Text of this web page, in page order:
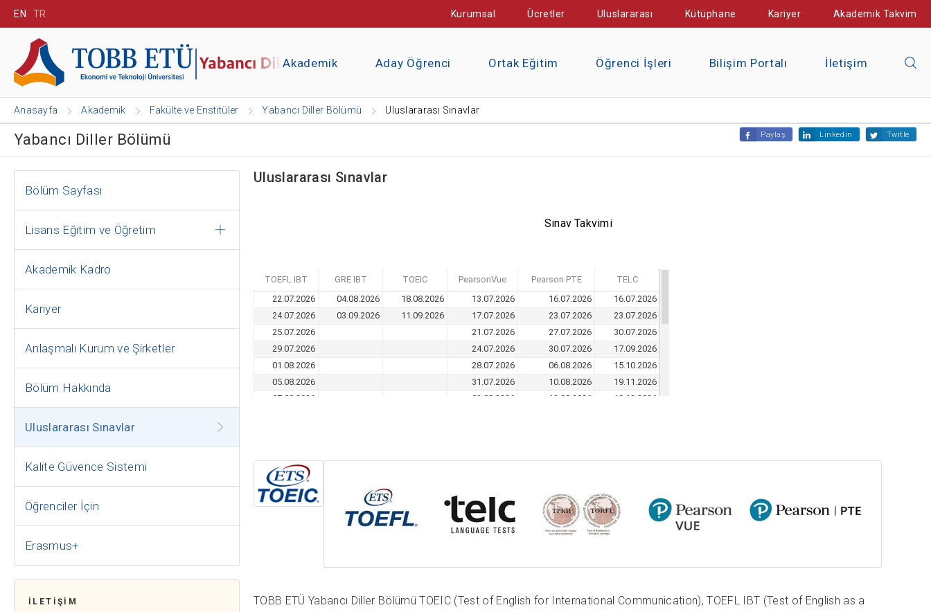
EN TR Kurumsal Ücretler Uluslararası Kütüphane Kariyer Akademik Takvim
Akademik Aday Öğrenci Ortak Eğitim Öğrenci İşleri Bilişim Portalı İletişim
Anasayfa Akademik Fakülte ve Enstitüler Yabancı Diller Bölümü Uluslararası Sınavlar
Yabancı Diller Bölümü Paylaş Linkedin Twitle
Bölüm Sayfası
Lisans Eğitim ve Öğretim
Akademik Kadro
Kariyer
Anlaşmalı Kurum ve Şirketler
Bölüm Hakkında
Uluslararası Sınavlar
Kalite Güvence Sistemi
Öğrenciler İçin
Erasmus+
İLETİŞİM
Uluslararası Sınavlar
Sınav Takvimi
TOBB ETÜ Yabancı Diller Bölümü TOEIC (Test of English for International Communication), TOEFL IBT (Test of English as a